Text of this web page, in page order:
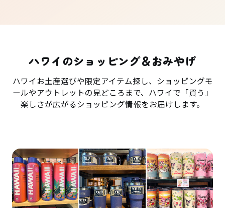
ハワイのショッピング＆おみやげ
ハワイお土産選びや限定アイテム探し、ショッピングモ
ールやアウトレットの見どころまで、ハワイで「買う」
楽しさが広がるショッピング情報をお届けします。